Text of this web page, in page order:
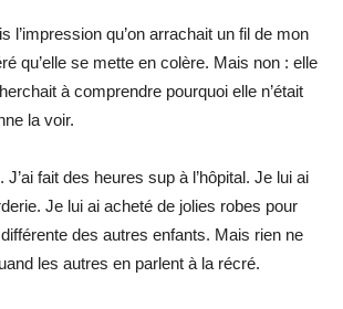
l’impression qu’on arrachait un fil de mon
qu’elle se mette en colère. Mais non : elle
à comprendre pourquoi elle n’était
la voir.
J’ai fait des heures sup à l’hôpital. Je lui ai
Je lui ai acheté de jolies robes pour
différente des autres enfants. Mais rien ne
les autres en parlent à la récré.